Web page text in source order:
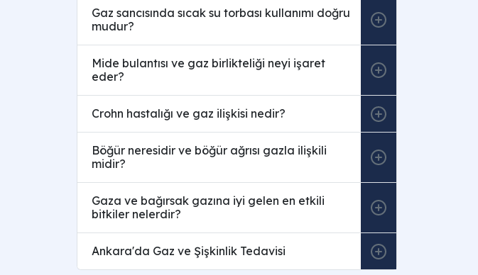
Gaz sancısında sıcak su torbası kullanımı doğru
mudur?
Mide bulantısı ve gaz birlikteliği neyi işaret
eder?
Crohn hastalığı ve gaz ilişkisi nedir?
Böğür neresidir ve böğür ağrısı gazla ilişkili
midir?
Gaza ve bağırsak gazına iyi gelen en etkili
bitkiler nelerdir?
Ankara'da Gaz ve Şişkinlik Tedavisi